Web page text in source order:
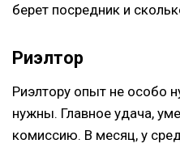
берет посредник и
Риэлтор
Риэлтору опыт не особо
нужны. Главное удача,
комиссию. В месяц, у